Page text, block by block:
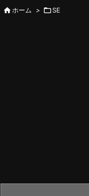
ホーム > SE